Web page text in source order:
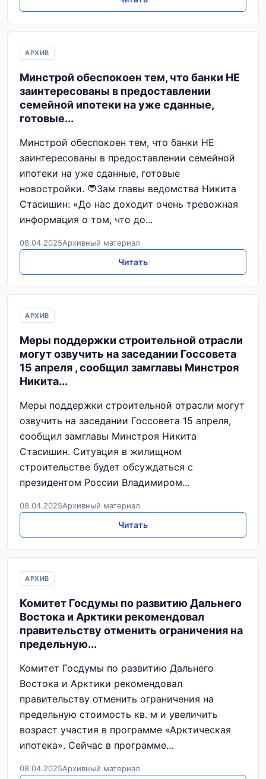
АРХИВ
Минстрой обеспокоен тем, что банки НЕ
заинтересованы в предоставлении
семейной ипотеки на уже сданные,
готовые...
Минстрой обеспокоен тем, что банки НЕ
заинтересованы в предоставлении семейной
ипотеки на уже сданные, готовые
новостройки. 💬Зам главы ведомства Никита
Стасишин: «До нас доходит очень тревожная
информация о том, что до...
08.04.2025Архивный материал
Читать
АРХИВ
Меры поддержки строительной отрасли
могут озвучить на заседании Госсовета
15 апреля , сообщил замглавы Минстроя
Никита...
Меры поддержки строительной отрасли могут
озвучить на заседании Госсовета 15 апреля,
сообщил замглавы Минстроя Никита
Стасишин. Ситуация в жилищном
строительстве будет обсуждаться с
президентом России Владимиром...
08.04.2025Архивный материал
Читать
АРХИВ
Комитет Госдумы по развитию Дальнего
Востока и Арктики рекомендовал
правительству отменить ограничения на
предельную...
Комитет Госдумы по развитию Дальнего
Востока и Арктики рекомендовал
правительству отменить ограничения на
предельную стоимость кв. м и увеличить
возраст участия в программе «Арктическая
ипотека». Сейчас в программе...
08.04.2025Архивный материал